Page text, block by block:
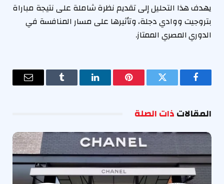
يهدف هذا التحليل إلى تقديم نظرة شاملة على نتيجة مباراة
بتروجيت ووادي دجلة، وتأثيرها على مسار المنافسة في
الدوري المصري الممتاز.
فيسبوك تويتر بينتيريستلينكدإن Tumblr
البريد
المقالاتذات الصلة